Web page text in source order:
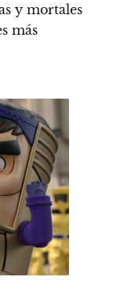
y mortales
más